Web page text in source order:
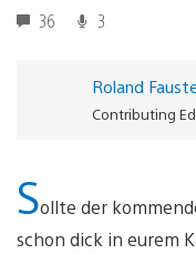
36 3
Roland
Contributing
Sollte der
schon dick in eurem